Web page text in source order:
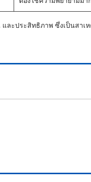
ละประสิทธิภาพ ซึ่งเป็นสาเ